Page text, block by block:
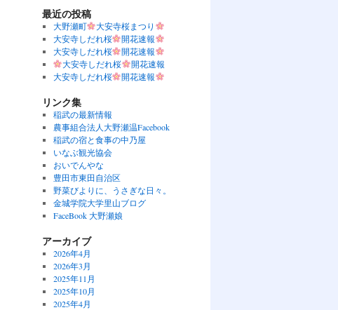
最近の投稿
大野瀬町
大安寺桜まつり
大安寺しだれ桜
開花速報
大安寺しだれ桜
開花速報
大安寺しだれ桜
開花速報
大安寺しだれ桜
開花速報
リンク集
稲武の最新情報
農事組合法人大野瀬温Facebook
稲武の宿と食事の中乃屋
いなぶ観光協会
おいでんやな
豊田市東田自治区
野菜びよりに、うさぎな日々。
金城学院大学里山ブログ
FaceBook 大野瀬娘
アーカイブ
2026年4月
2026年3月
2025年11月
2025年10月
2025年4月